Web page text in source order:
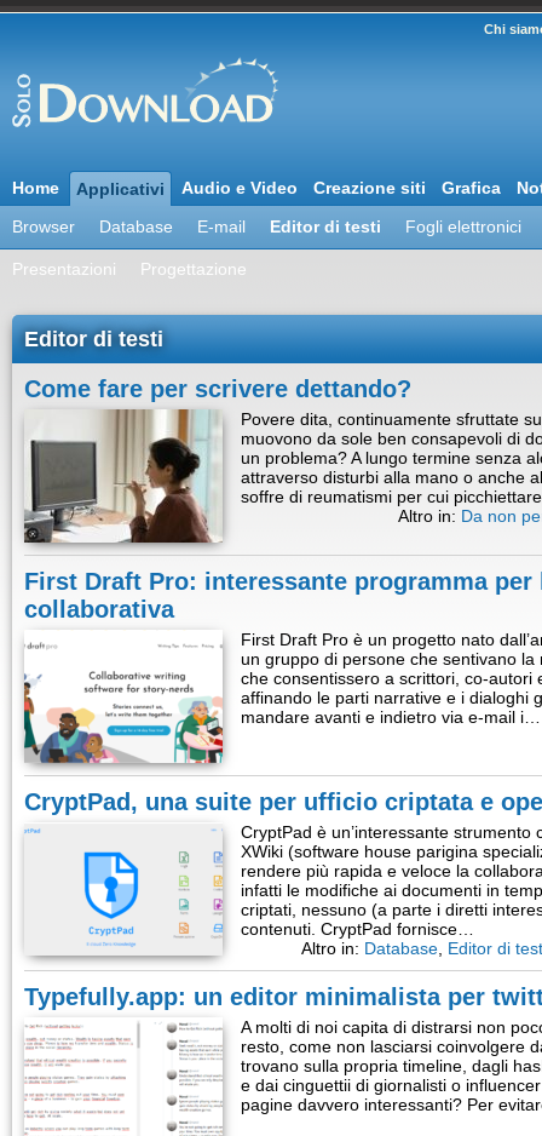
Chi
Home Applicativi Audio e Video Creazione siti Grafica
Browser
Database E-mail Editor di testi Fogli elettronici
Presentazioni Progettazione
Editor di testi
Come fare per scrivere dettando?
Povere dita, continuamente sfruttate
muovono da sole ben consapevoli di
un problema? A lungo termine senza
attraverso disturbi alla mano o anche
soffre di reumatismi per cui
Altro in: Da non
First Draft Pro: interessante programma
collaborativa
First Draft Pro è un progetto nato
un gruppo di persone che sentivano
che consentissero a scrittori, co-autori
affinando le parti narrative e i dialoghi
mandare avanti e indietro via e-mail i…
CryptPad, una suite per ufficio criptata e
CryptPad è un’interessante
XWiki (software house parigina
rendere più rapida e veloce la
infatti le modifiche ai documenti in
criptati, nessuno (a parte i diretti
contenuti. CryptPad fornisce…
Altro in: Database Editor di
Typefully.app: un editor minimalista per
A molti di noi capita di distrarsi non
resto, come non lasciarsi coinvolgere
trovano sulla propria timeline, dagli
e dai cinguettii di giornalisti o
pagine davvero interessanti? Per